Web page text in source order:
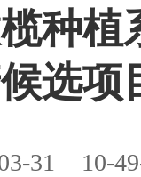
种植
选项
31 10-